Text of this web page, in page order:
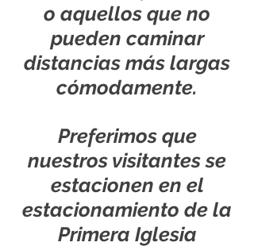
o aquellos que no
pueden caminar
distancias más largas
cómodamente.
Preferimos que
nuestros visitantes se
estacionen en el
estacionamiento de la
Primera Iglesia